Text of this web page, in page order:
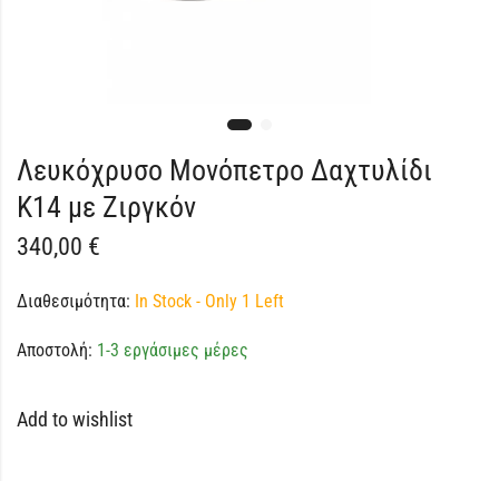
Λευκόχρυσο Μονόπετρο Δαχτυλίδι
K14 με Ζιργκόν
340,00 €
Διαθεσιμότητα: In Stock - Only 1 Left
Αποστολή: 1-3 εργάσιμες μέρες
Add to wishlist